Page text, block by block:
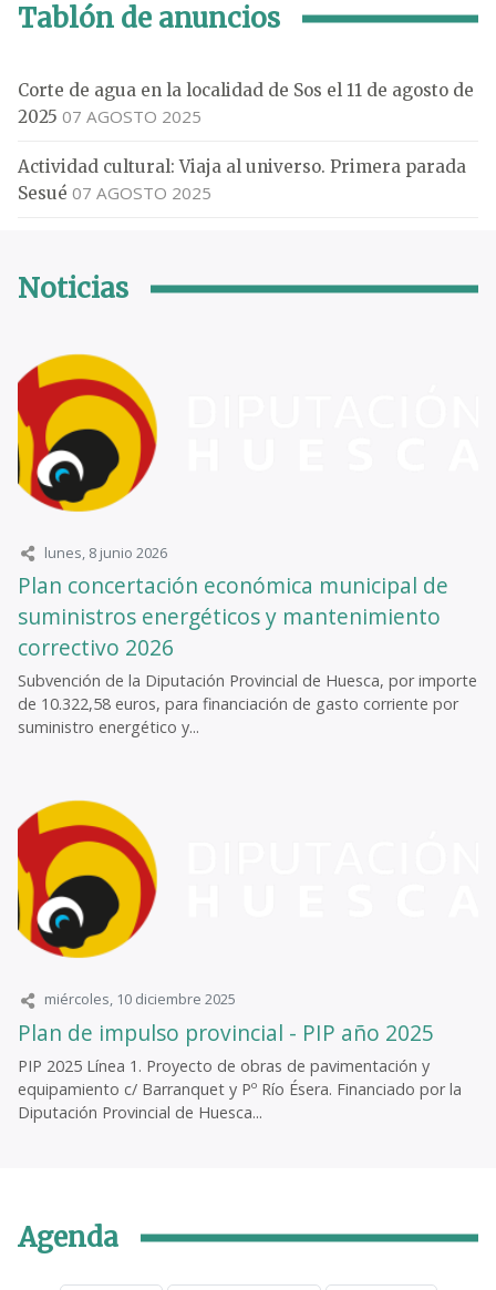
Tablón de anuncios
Corte de agua en la localidad de Sos el 11 de agosto de
2025 07 AGOSTO 2025
Actividad cultural: Viaja al universo. Primera parada
Sesué 07 AGOSTO 2025
Noticias
lunes, 8 junio 2026
Plan concertación económica municipal de
suministros energéticos y mantenimiento
correctivo 2026
Subvención de la Diputación Provincial de Huesca, por importe
de 10.322,58 euros, para financiación de gasto corriente por
suministro energético y...
miércoles, 10 diciembre 2025
Plan de impulso provincial - PIP año 2025
PIP 2025 Línea 1. Proyecto de obras de pavimentación y
equipamiento c/ Barranquet y Pº Río Ésera. Financiado por la
Diputación Provincial de Huesca...
Agenda